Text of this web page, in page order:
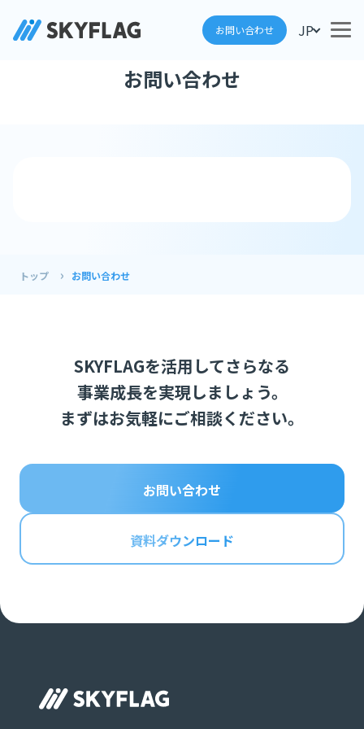
お問い合わせ JP
お問い合わせ
トップ お問い合わせ
SKYFLAGを活用してさらなる
事業成長を実現しましょう。
まずはお気軽にご相談ください。
お問い合わせ
資料ダウンロード